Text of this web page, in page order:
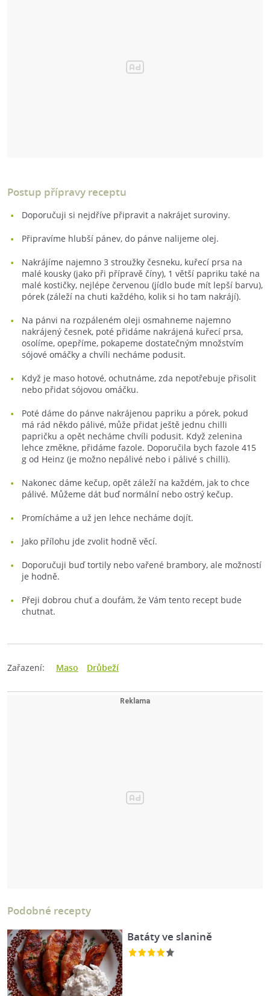
Postup přípravy receptu
Doporučuji si nejdříve připravit a nakrájet suroviny.
Připravíme hlubší pánev, do pánve nalijeme olej.
Nakrájíme najemno 3 stroužky česneku, kuřecí prsa na
malé kousky (jako při přípravě číny), 1 větší papriku také na
malé kostičky, nejlépe červenou (jídlo bude mít lepší barvu),
pórek (záleží na chuti každého, kolik si ho tam nakrájí).
Na pánvi na rozpáleném oleji osmahneme najemno
nakrájený česnek, poté přidáme nakrájená kuřecí prsa,
osolíme, opepříme, pokapeme dostatečným množstvím
sójové omáčky a chvíli necháme podusit.
Když je maso hotové, ochutnáme, zda nepotřebuje přisolit
nebo přidat sójovou omáčku.
Poté dáme do pánve nakrájenou papriku a pórek, pokud
má rád někdo pálivé, může přidat ještě jednu chilli
papričku a opět necháme chvíli podusit. Když zelenina
lehce změkne, přidáme fazole. Doporučila bych fazole 415
g od Heinz (je možno nepálivé nebo i pálivé s chilli).
Nakonec dáme kečup, opět záleží na každém, jak to chce
pálivé. Můžeme dát buď normální nebo ostrý kečup.
Promícháme a už jen lehce necháme dojít.
Jako přílohu jde zvolit hodně věcí.
Doporučuji buď tortily nebo vařené brambory, ale možností
je hodně.
Přeji dobrou chuť a doufám, že Vám tento recept bude
chutnat.
Zařazení: Maso Drůbeží
Podobné recepty
Batáty ve slanině